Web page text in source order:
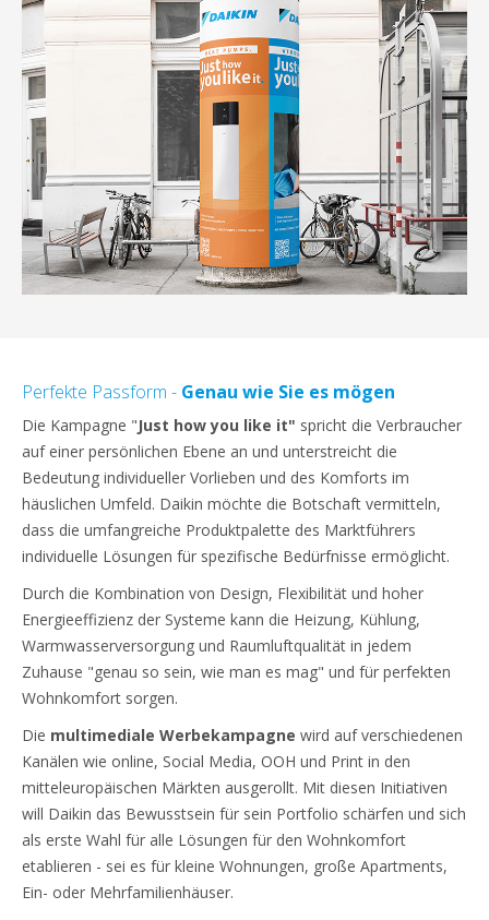
Perfekte Passform - Genau wie Sie es mögen
Die Kampagne "Just how you like it" spricht die Verbraucher
auf einer persönlichen Ebene an und unterstreicht die
Bedeutung individueller Vorlieben und des Komforts im
häuslichen Umfeld. Daikin möchte die Botschaft vermitteln,
dass die umfangreiche Produktpalette des Marktführers
individuelle Lösungen für spezifische Bedürfnisse ermöglicht.
Durch die Kombination von Design, Flexibilität und hoher
Energieeffizienz der Systeme kann die Heizung, Kühlung,
Warmwasserversorgung und Raumluftqualität in jedem
Zuhause "genau so sein, wie man es mag" und für perfekten
Wohnkomfort sorgen.
Die multimediale Werbekampagne wird auf verschiedenen
Kanälen wie online, Social Media, OOH und Print in den
mitteleuropäischen Märkten ausgerollt. Mit diesen Initiativen
will Daikin das Bewusstsein für sein Portfolio schärfen und sich
als erste Wahl für alle Lösungen für den Wohnkomfort
etablieren - sei es für kleine Wohnungen, große Apartments,
Ein- oder Mehrfamilienhäuser.